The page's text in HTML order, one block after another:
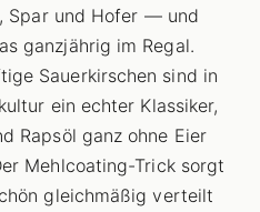
Spar und Hofer — und
ganzjährig im Regal.
Sauerkirschen sind in
ein echter Klassiker,
Rapsöl ganz ohne Eier
Mehlcoating-Trick sorgt
gleichmäßig verteilt